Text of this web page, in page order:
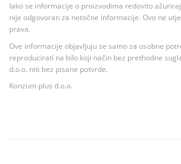
Iako se informacije o proizvodima redovito
nije odgovoran za netočne informacije. Ovo ne
prava.
Ove informacije objavljuju se samo za osobne
reproducirati na bilo koji način bez prethodne
d.o.o. niti bez pisane potvrde.
Konzum plus d.o.o.